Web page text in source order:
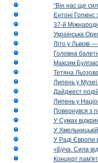
“Він нас ще
Ентоні
37-й
Українська
Літо у Львові
Головна
Максим
Тетяна
Липень у
Дайджест
Липень у
Повернувся з
У Сумах
У
У Раді Європи
«Буча. Сила
Концерт